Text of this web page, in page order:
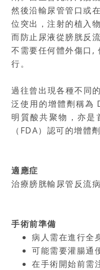
然後沿輸尿管管口或
位突出，注射的植入
而防止尿液從膀胱反
不需要任何體外傷口,
行。
過往曾出現各種不同
泛使用的增體劑稱為
明質酸共聚物，亦是
（FDA）認可的增體劑
適應症
治療膀胱輸尿管反流病
手術前準備
病人需在進行全
可能需要灌腸通
在手術開始前需